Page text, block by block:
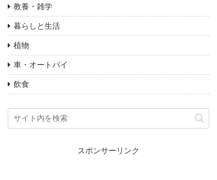
教養・雑学
暮らしと生活
植物
車・オートバイ
飲食
スポンサーリンク